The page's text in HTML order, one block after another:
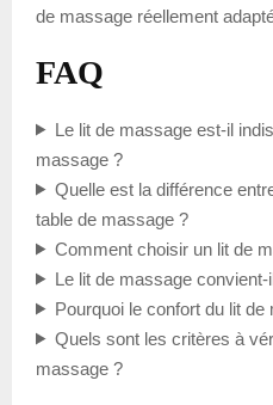
de massage réellement
FAQ
Le lit de massage est-il
massage ?
Quelle est la différence
table de massage ?
Comment choisir un lit de
Le lit de massage
Pourquoi le confort du lit
Quels sont les critères à
massage ?